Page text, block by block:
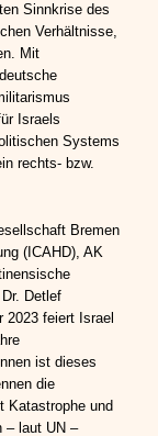
Sinnkrise des
Verhältnisse,
Mit
Israels
Systems
rechts- bzw.
Bremen
(ICAHD), AK
Detlef
2023 feiert Israel
ist dieses
die
Katastrophe und
– laut UN –